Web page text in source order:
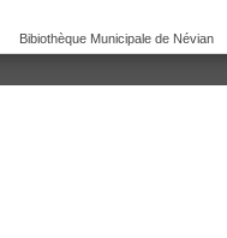
Bibiothèque Municipale de Névian